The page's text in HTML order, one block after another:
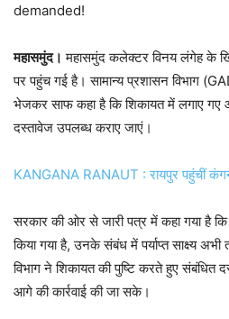
demanded!
महासमुंद। महासमुंद कलेक्टर विनय लंगेह के
पर पहुंच गई है। सामान्य प्रशासन विभाग
भेजकर साफ कहा है कि शिकायत में लगाए
दस्तावेज उपलब्ध कराए जाएं।
KANGANA RANAUT : रायपुर पहुंचीं
सरकार की ओर से जारी पत्र में कहा गया है
किया गया है, उनके संबंध में पर्याप्त साक्ष्य
विभाग ने शिकायत की पुष्टि करते हुए संबंधित
आगे की कार्रवाई की जा सके।